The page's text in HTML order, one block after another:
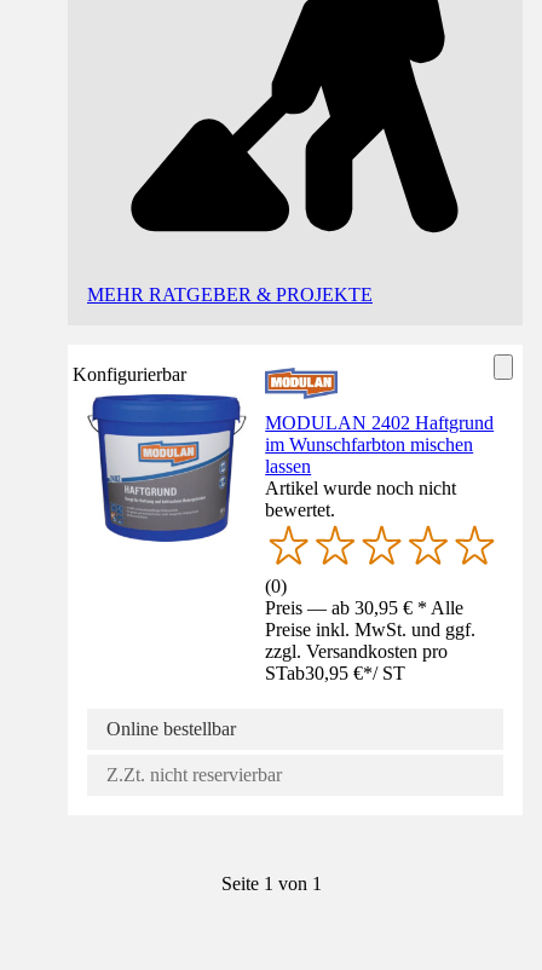
MEHR RATGEBER & PROJEKTE
Konfigurierbar
MODULAN 2402 Haftgrund
im Wunschfarbton mischen
lassen
Artikel wurde noch nicht
bewertet.
(0)
Preis — ab 30,95 € * Alle
Preise inkl. MwSt. und ggf.
zzgl. Versandkosten pro
STab30,95 €*/ ST
Online bestellbar
Z.Zt. nicht reservierbar
Seite 1 von 1